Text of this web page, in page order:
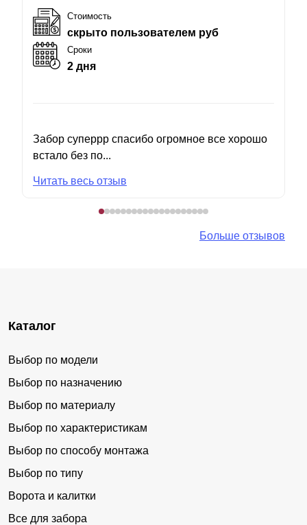
Стоимость
скрыто пользователем руб
Сроки
2 дня
Забор суперрр спасибо огромное все хорошо
встало без по...
Читать весь отзыв
Больше отзывов
Каталог
Выбор по модели
Выбор по назначению
Выбор по материалу
Выбор по характеристикам
Выбор по способу монтажа
Выбор по типу
Ворота и калитки
Все для забора